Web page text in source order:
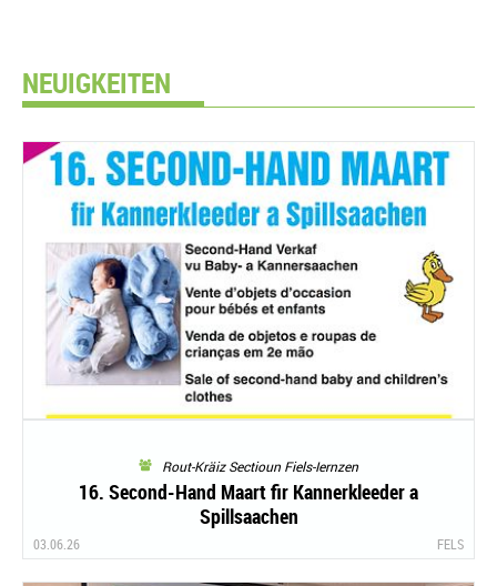
NEUIGKEITEN
Rout-Kräiz Sectioun Fiels-Iernzen
16. Second-Hand Maart fir Kannerkleeder a
Spillsaachen
03.06.26 FELS